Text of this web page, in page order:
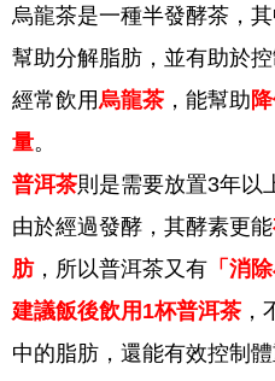
烏龍茶是一種半發酵茶，
幫助分解脂肪，並有助於控
經常飲用烏龍茶 ，能幫助
量。
普洱茶則是需要放置3年以
由於經過發酵，其酵素更能
肪，所以普洱茶又有 「消
建議飯後飲用1杯普洱茶
中的脂肪，還能有效控制體